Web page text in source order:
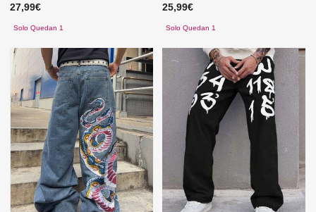
27,99€
Solo Quedan 1
25,99€
Solo Quedan 1